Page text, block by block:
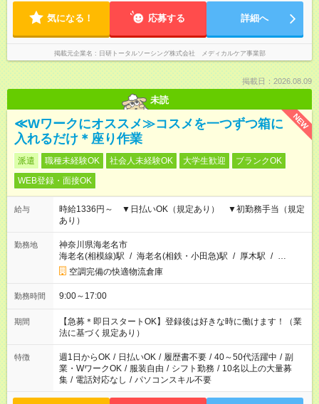
気になる！ 応募する 詳細へ
掲載元企業名 日研トータルソーシング株式会社 メディカルケア事業部
掲載日：2026.08.09
未読
NEW
≪Wワークにオススメ≫コスメを一つずつ箱に
入れるだけ＊座り作業
派遣 職種未経験OK 社会人未経験OK 大学生歓迎
ブランクOK
WEB登録・面接OK
給与
時給1336円～ ▼日払いOK（規定あり） ▼初勤務手当（規定
あり）
勤務地
神奈川県海老名市
海老名(相模線)駅 / 海老名(相鉄・小田急)駅 / 厚木駅 / …
空調完備の快適物流倉庫
勤務時間 9:00～17:00
期間
【急募＊即日スタートOK】登録後は好きな時に働けます！（業
法に基づく規定あり）
特徴 週1日からOK / 日払いOK / 履歴書不要 / 40～50代活躍中 / 副
業・WワークOK / 服装自由 / シフト勤務 / 10名以上の大量募
集 / 電話対応なし / パソコンスキル不要